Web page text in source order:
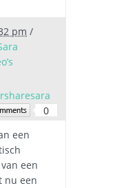
pm /
0
een
een
nu een